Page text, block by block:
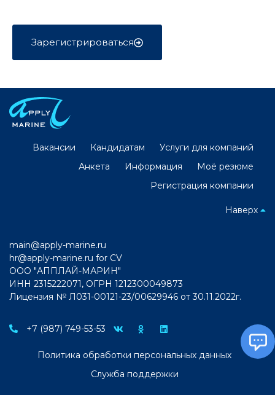
Зарегистрироваться
Вакансии Кандидатам
Услуги для компаний
Анкета
Информация
Моё резюме
Регистрация компании
Наверх
main@apply-marine.ru
hr@apply-marine.ru for CV
ООО "АППЛАЙ-МАРИН"
ИНН 2315222071, ОГРН 1212300049873
Лицензия № Л031-00121-23/00629946 от 30.11.2022г.
+7 (987) 749-53-53
Политика обработки персональных данных
Служба поддержки